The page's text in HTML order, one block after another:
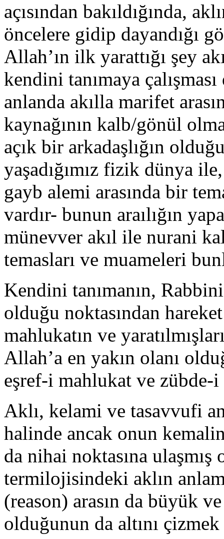
açısından bakıldığında,
öncelere gidip dayandığı
Allah’ın ilk yarattığı şey
kendini tanımaya
anlanda akılla marifet
kaynağının kalb/gönül
açık bir arkadaşlığın
yaşadığımız fizik dünya
gayb alemi arasında bir
vardır- bunun araılığın
münevver akıl ile nurani
temasları ve muameleri
Kendini tanımanın,
olduğu noktasından
mahlukatın ve
Allah’a en yakın olanı
eşref-i mahlukat ve zübde-
Aklı, kelami ve tasavvufi
halinde ancak onun
da nihai noktasına
termilojisindeki aklın
(reason) arasın da büyük
olduğunun da altını